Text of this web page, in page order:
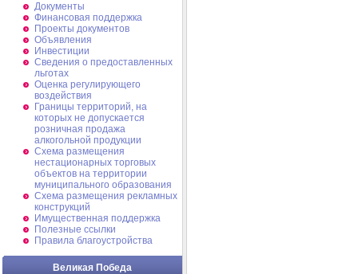
Документы
Финансовая поддержка
Проекты документов
Объявления
Инвестиции
Сведения о предоставленных
льготах
Оценка регулирующего
воздействия
Границы территорий, на
которых не допускается
розничная продажа
алкогольной продукции
Схема размещения
нестационарных торговых
объектов на территории
муниципального образования
Схема размещения рекламных
конструкций
Имущественная поддержка
Полезные ссылки
Правила благоустройства
Великая Победа